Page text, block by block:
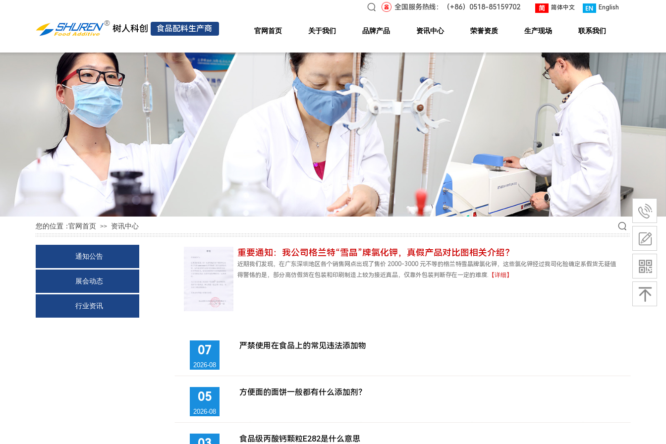
食品配料生产商
树人科创
全国服务热线：（+86） 0518-85159702
官网首页 关于我们 品牌产品 资讯中心 荣誉资质 生产现场 联系我们
简体中文 English
官网首页 >> 资讯中心
您的位置：
重要通知：我公司格兰特“雪晶”牌氯化钾，真假产品对比图相关介绍？
近期我们发现，在广东深圳地区各个销售网点出现了售价 2000-3000 元不等的格兰特雪晶牌氯化钾，这些氯化钾经过我司化验确定系假货无疑值
得警惕的是，部分高仿假货在包装和印刷制造上较为接近真品，仅靠外包装判断存在一定的难度. 【详细】
严禁使用在食品上的常见违法添加物
通知公告
展会动态
行业资讯
07
2026-08
严禁使用在食品上的常见违法添加物
05
2026-08
方便面的面饼一般都有什么添加剂？
食品级丙酸钙颗粒E282是什么意思